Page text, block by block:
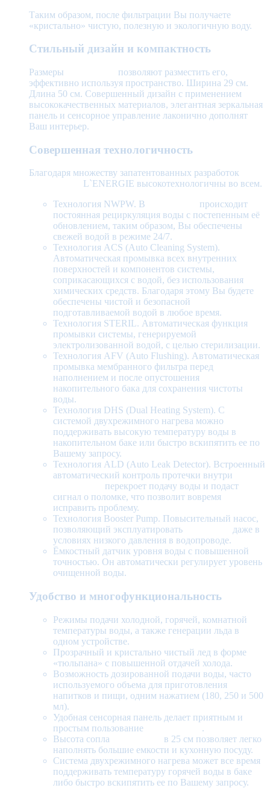
Таким образом, после фильтрации Вы получаете
«кристально» чистую, полезную и экологичную воду.
Стильный дизайн и компактность
Размеры
позволяют разместить его,
эффективно используя пространство. Ширина 29 см.
Длина 50 см. Совершенный дизайн с применением
высококачественных материалов, элегантная зеркальная
панель и сенсорное управление лаконично дополнят
Ваш интерьер.
Совершенная технологичность
Благодаря множеству запатентованных разработок
L`ENERGIE высокотехнологичны во всем.
Технология NWPW. В
происходит
постоянная рециркуляция воды с постепенным её
обновлением, таким образом, Вы обеспечены
свежей водой в режиме 24/7.
Технология ACS (Auto Cleaning System).
Автоматическая промывка всех внутренних
поверхностей и компонентов системы,
соприкасающихся с водой, без использования
химических средств. Благодаря этому Вы будете
обеспечены чистой и безопасной
подготавливаемой водой в любое время.
Технология STERIL. Автоматическая функция
промывки системы, генерируемой
электролизованной водой, с целью стерилизации.
Технология AFV (Auto Flushing). Автоматическая
промывка мембранного фильтра перед
наполнением и после опустошения
накопительного бака для сохранения чистоты
воды.
Технология DHS (Dual Heating System). С
системой двухрежимного нагрева можно
поддерживать высокую температуру воды в
накопительном баке или быстро вскипятить ее по
Вашему запросу.
Технология ALD (Auto Leak Detector). Встроенный
автоматический контроль протечки внутри
перекроет подачу воды и подаст
сигнал о поломке, что позволит вовремя
исправить проблему.
Технология Booster Pump. Повысительный насос,
позволяющий эксплуатировать
даже в
условиях низкого давления в водопроводе.
Ёмкостный датчик уровня воды с повышенной
точностью. Он автоматически регулирует уровень
очищенной воды.
Удобство и многофункциональность
Режимы подачи холодной, горячей, комнатной
температуры воды, а также генерации льда в
одном устройстве.
Прозрачный и кристально чистый лед в форме
«тюльпана» с повышенной отдачей холода.
Возможность дозированной подачи воды, часто
используемого объема для приготовления
напитков и пищи, одним нажатием (180, 250 и 500
мл).
Удобная сенсорная панель делает приятным и
простым пользование
.
Высота сопла
в 25 см позволяет легко
наполнять большие емкости и кухонную посуду.
Система двухрежимного нагрева может все время
поддерживать температуру горячей воды в баке
либо быстро вскипятить ее по Вашему запросу.